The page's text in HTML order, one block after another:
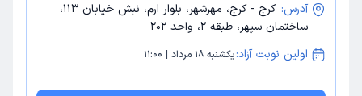
آدرس:
کرج - کرج، مهرشهر، بلوار ارم، نبش خیابان 113،
ساختمان سپهر، طبقه 2، واحد 202
اولین نوبت آزاد:یکشنبه 18 مرداد | 11:00